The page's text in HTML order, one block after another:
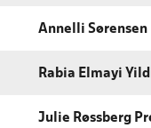
Annelli Sørensen
Rabia Elmayi
Julie Røssberg